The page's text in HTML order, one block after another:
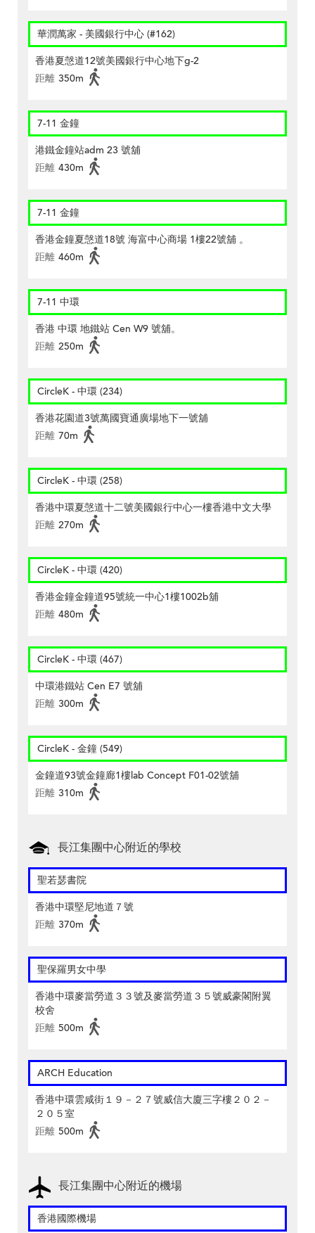
華潤萬家 - 美國銀行中心 (#162)
香港夏愨道12號美國銀行中心地下g-2
距離 350m
7-11 金鐘
港鐵金鐘站adm 23 號舖
距離 430m
7-11 金鐘
香港金鐘夏愨道18號 海富中心商場 1樓22號舖 。
距離 460m
7-11 中環
香港 中環 地鐵站 Cen W9 號舖。
距離 250m
CircleK - 中環 (234)
香港花園道3號萬國寶通廣場地下一號舖
距離 70m
CircleK - 中環 (258)
香港中環夏愨道十二號美國銀行中心一樓香港中文大學
距離 270m
CircleK - 中環 (420)
香港金鐘金鐘道95號統一中心1樓1002b舖
距離 480m
CircleK - 中環 (467)
中環港鐵站 Cen E7 號舖
距離 300m
CircleK - 金鐘 (549)
金鐘道93號金鐘廊1樓lab Concept F01-02號舖
距離 310m
長江集團中心附近的學校
聖若瑟書院
香港中環堅尼地道７號
距離 370m
聖保羅男女中學
香港中環麥當勞道３３號及麥當勞道３５號威豪閣附翼
校舍
距離 500m
ARCH Education
香港中環雲咸街１９－２７號威信大廈三字樓２０２－
２０５室
距離 500m
長江集團中心附近的機場
香港國際機場